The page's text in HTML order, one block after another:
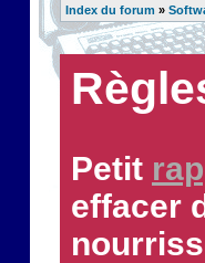
Index du forum »
Petit
effacer